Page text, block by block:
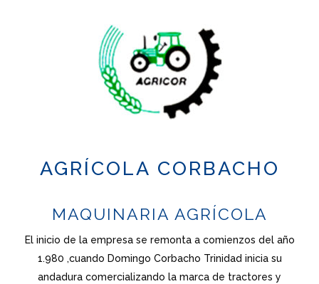
AGRÍCOLA CORBACHO
MAQUINARIA AGRÍCOLA
El inicio de la empresa se remonta a comienzos del año
1.980 ,cuando Domingo Corbacho Trinidad inicia su
andadura comercializando la marca de tractores y